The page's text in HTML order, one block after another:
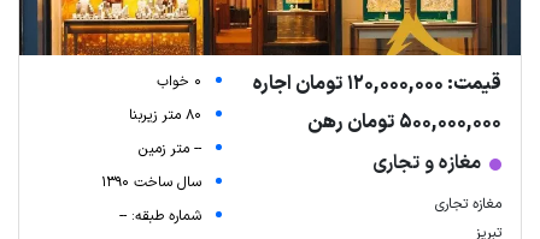
قیمت: 120,000,000 تومان اجاره
500,000,000 تومان رهن
مغازه و تجاری
مغازه تجاری
تبریز
0 خواب
80 متر زیربنا
-- متر زمین
سال ساخت 1390
شماره طبقه: --